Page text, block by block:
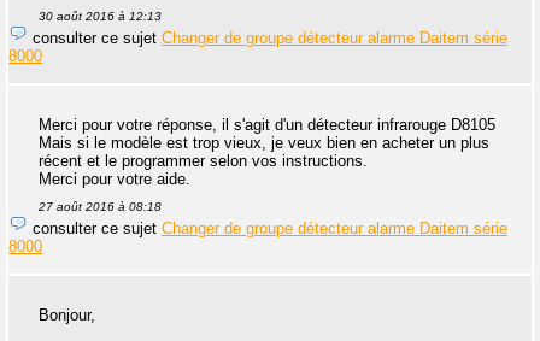
30 août 2016 à 12:13
consulter ce sujet Changer de groupe détecteur alarme Daitem série
8000
Merci pour votre réponse, il s'agit d'un détecteur infrarouge D8105
Mais si le modèle est trop vieux, je veux bien en acheter un plus
récent et le programmer selon vos instructions.
Merci pour votre aide.
27 août 2016 à 08:18
consulter ce sujet Changer de groupe détecteur alarme Daitem série
8000
Bonjour,